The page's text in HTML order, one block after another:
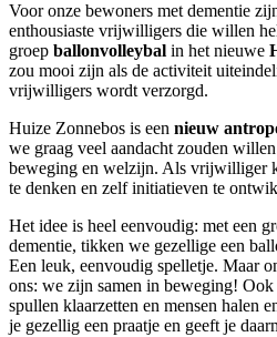
Voor onze bewoners met dementie
enthousiaste vrijwilligers die willen
groep ballonvolleybal in het nieuwe
zou mooi zijn als de activiteit
vrijwilligers wordt verzorgd.
Huize Zonnebos is een nieuw
we graag veel aandacht zouden
beweging en welzijn. Als vrijwilliger
te denken en zelf initiatieven te
Het idee is heel eenvoudig: met een
dementie, tikken we gezellige een
Een leuk, eenvoudig spelletje. Maar
ons: we zijn samen in beweging!
spullen klaarzetten en mensen halen
je gezellig een praatje en geeft je